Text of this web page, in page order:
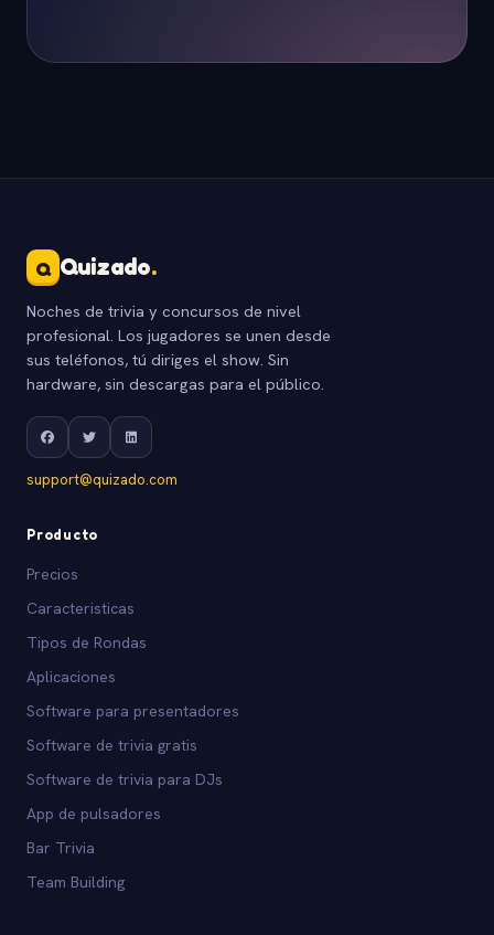
Q Quizado.
Noches de trivia y concursos de nivel
profesional. Los jugadores se unen desde
sus teléfonos, tú diriges el show. Sin
hardware, sin descargas para el público.
support@quizado.com
Producto
Precios
Caracteristicas
Tipos de Rondas
Aplicaciones
Software para presentadores
Software de trivia gratis
Software de trivia para DJs
App de pulsadores
Bar Trivia
Team Building